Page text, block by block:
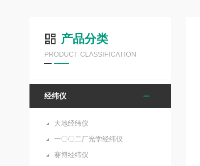
产品分类
PRODUCT CLASSIFICATION
经纬仪
大地经纬仪
一〇〇二厂光学经纬仪
赛博经纬仪